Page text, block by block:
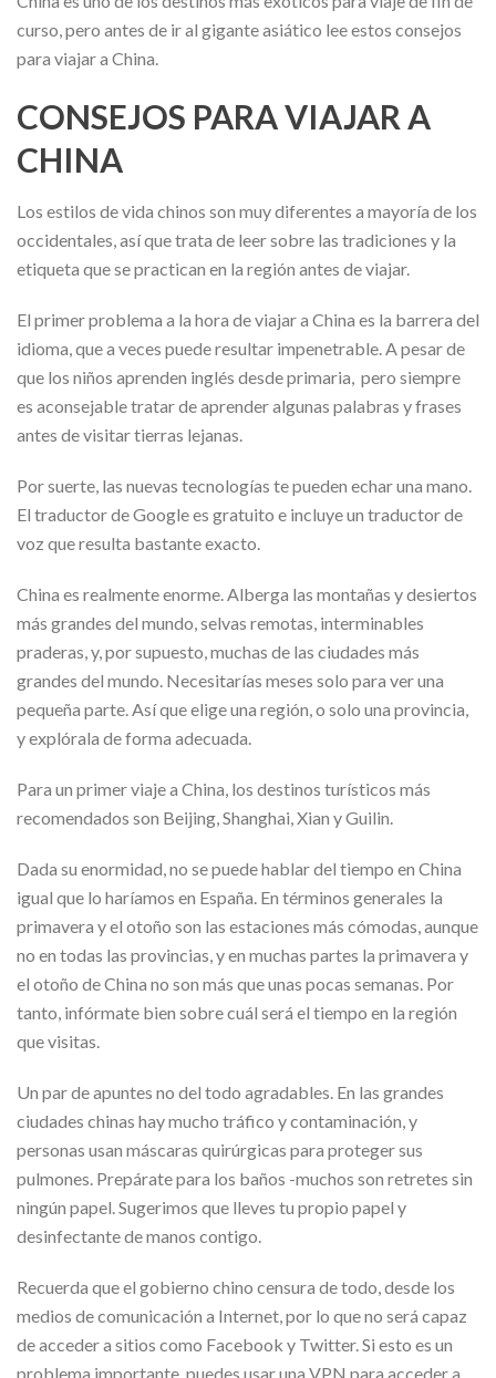
curso, pero antes de ir al gigante asiático lee estos consejos
para viajar a China.
CONSEJOS PARA VIAJAR A
CHINA
Los estilos de vida chinos son muy diferentes a mayoría de los
occidentales, así que trata de leer sobre las tradiciones y la
etiqueta que se practican en la región antes de viajar.
El primer problema a la hora de viajar a China es la barrera del
idioma, que a veces puede resultar impenetrable. A pesar de
que los niños aprenden inglés desde primaria, pero siempre
es aconsejable tratar de aprender algunas palabras y frases
antes de visitar tierras lejanas.
Por suerte, las nuevas tecnologías te pueden echar una mano.
El traductor de Google es gratuito e incluye un traductor de
voz que resulta bastante exacto.
China es realmente enorme. Alberga las montañas y desiertos
más grandes del mundo, selvas remotas, interminables
praderas, y, por supuesto, muchas de las ciudades más
grandes del mundo. Necesitarías meses solo para ver una
pequeña parte. Así que elige una región, o solo una provincia,
y explórala de forma adecuada.
Para un primer viaje a China, los destinos turísticos más
recomendados son Beijing, Shanghai, Xian y Guilin.
Dada su enormidad, no se puede hablar del tiempo en China
igual que lo haríamos en España. En términos generales la
primavera y el otoño son las estaciones más cómodas, aunque
no en todas las provincias, y en muchas partes la primavera y
el otoño de China no son más que unas pocas semanas. Por
tanto, infórmate bien sobre cuál será el tiempo en la región
que visitas.
Un par de apuntes no del todo agradables. En las grandes
ciudades chinas hay mucho tráfico y contaminación, y
personas usan máscaras quirúrgicas para proteger sus
pulmones. Prepárate para los baños -muchos son retretes sin
ningún papel. Sugerimos que lleves tu propio papel y
desinfectante de manos contigo.
Recuerda que el gobierno chino censura de todo, desde los
medios de comunicación a Internet, por lo que no será capaz
de acceder a sitios como Facebook y Twitter. Si esto es un
problema importante, puedes usar una VPN para acceder a